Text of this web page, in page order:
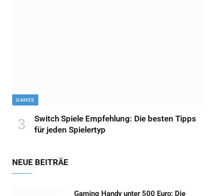
GAMES
Switch Spiele Empfehlung: Die besten Tipps
für jeden Spielertyp
NEUE BEITRÄE
Gaming Handy unter 500 Euro: Die